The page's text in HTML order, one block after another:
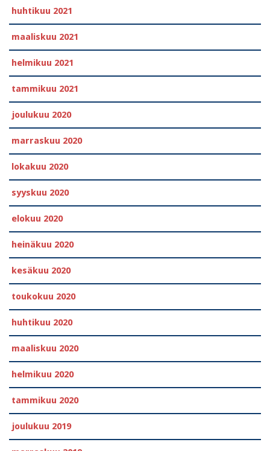
huhtikuu 2021
maaliskuu 2021
helmikuu 2021
tammikuu 2021
joulukuu 2020
marraskuu 2020
lokakuu 2020
syyskuu 2020
elokuu 2020
heinäkuu 2020
kesäkuu 2020
toukokuu 2020
huhtikuu 2020
maaliskuu 2020
helmikuu 2020
tammikuu 2020
joulukuu 2019